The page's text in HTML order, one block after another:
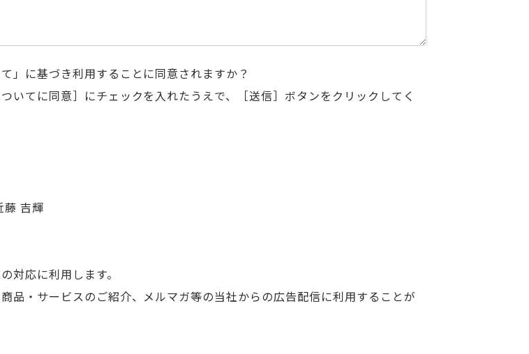
」に基づき利用することに同意されますか？
いてに同意］にチェックを入れたうえで、［送信］ボタンをクリックしてく
吉輝
対応に利用します。
品・サービスのご紹介、メルマガ等の当社からの広告配信に利用することが